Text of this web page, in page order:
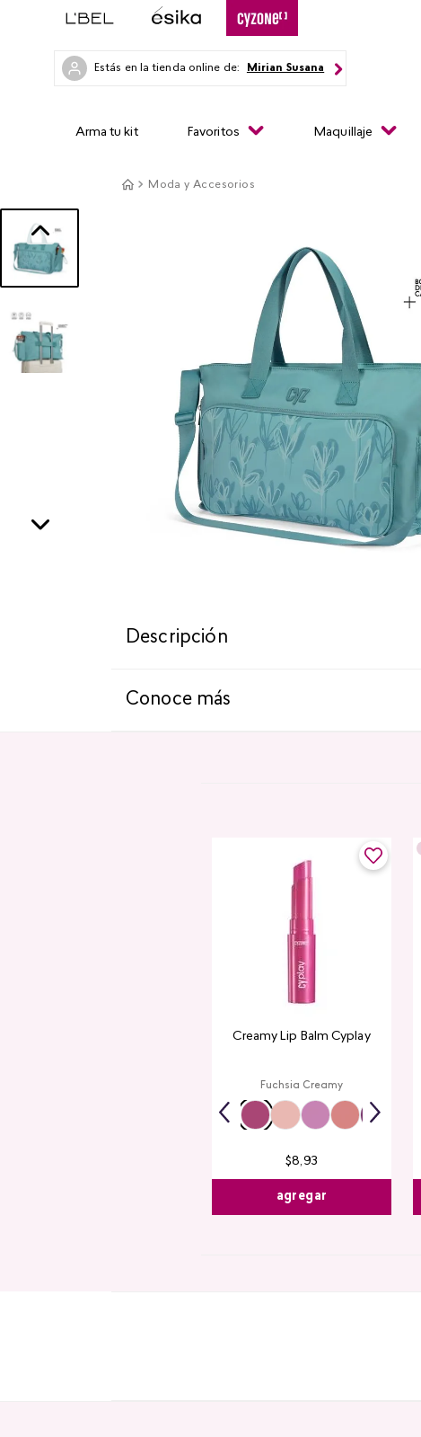
Estás en la tienda online de: Mirian Susana
Arma tu kit Favoritos Maquillaje
Moda y Accesorios
Descripción
Conoce más
Creamy Lip Balm Cyplay
Fuchsia Creamy
$8,93
agregar